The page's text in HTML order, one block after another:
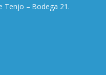
Tenjo – Bodega 21.